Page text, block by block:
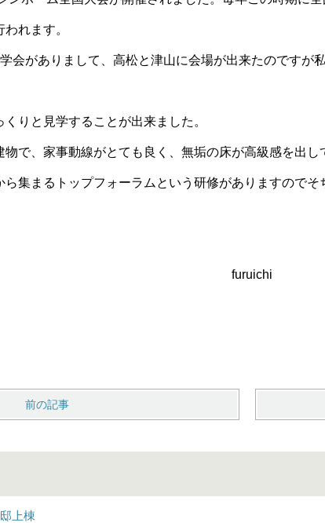
れます。
会がありまして、高松と津山に会場が出来たのですが
りと見学することが出来ました。
で、家事動線がとても良く、無垢の床が高級感を出し
集まるトップフォーラムという研修がありますのでそ
前の記事
上棟